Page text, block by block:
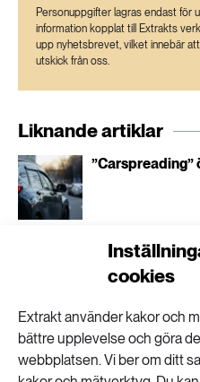
cookies
Extrakt använder kakor och
bättre upplevelse och göra
webbplatsen. Vi ber om ditt
Personuppgifter lagras endast för
information kopplat till Extrakts
upp nyhetsbrevet, vilket innebär
utskick från oss.
Liknande artiklar
växthus
“Utan fröer blir